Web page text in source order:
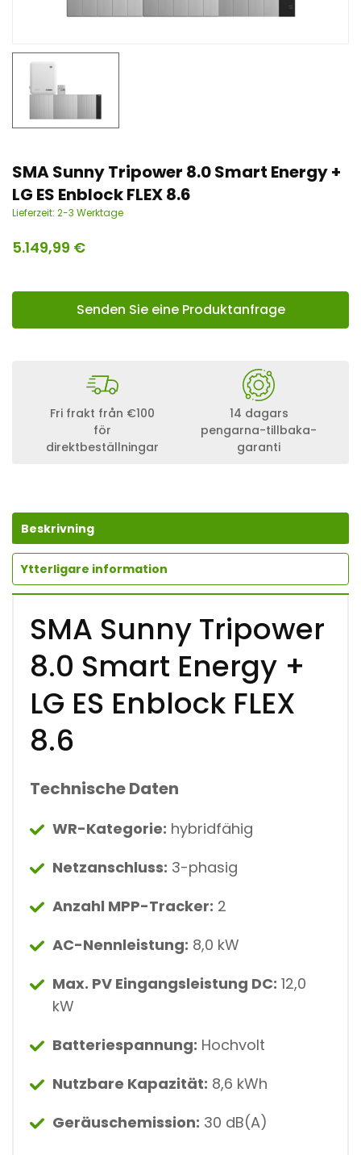
SMA Sunny Tripower 8.0 Smart Energy +
LG ES Enblock FLEX 8.6
Lieferzeit: 2-3 Werktage
5.149,99 €
Senden Sie eine Produktanfrage
Fri frakt från €100
för
direktbeställningar
14 dagars
pengarna-tillbaka-
garanti
Beskrivning
Ytterligare information
SMA Sunny Tripower
8.0 Smart Energy +
LG ES Enblock FLEX
8.6
Technische Daten
WR-Kategorie: hybridfähig
Netzanschluss: 3-phasig
Anzahl MPP-Tracker: 2
AC-Nennleistung: 8,0 kW
Max. PV Eingangsleistung DC: 12,0
kW
Batteriespannung: Hochvolt
Nutzbare Kapazität: 8,6 kWh
Geräuschemission: 30 dB(A)